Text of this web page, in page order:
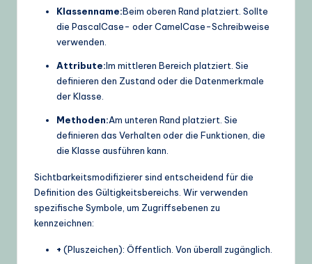
Klassenname:Beim oberen Rand platziert. Sollte
die PascalCase- oder CamelCase-Schreibweise
verwenden.
Attribute:Im mittleren Bereich platziert. Sie
definieren den Zustand oder die Datenmerkmale
der Klasse.
Methoden:Am unteren Rand platziert. Sie
definieren das Verhalten oder die Funktionen, die
die Klasse ausführen kann.
Sichtbarkeitsmodifizierer sind entscheidend für die
Definition des Gültigkeitsbereichs. Wir verwenden
spezifische Symbole, um Zugriffsebenen zu
kennzeichnen:
+ (Pluszeichen): Öffentlich. Von überall zugänglich.